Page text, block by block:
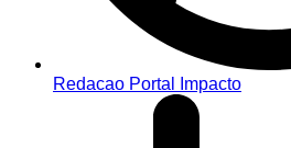
Redacao Portal Impacto